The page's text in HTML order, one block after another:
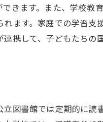
きます。また、学校教
ます。家庭での学習支
携して、子どもたちの
図書館では定期的に読